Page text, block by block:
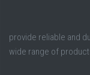
provide reliable and
wide range of